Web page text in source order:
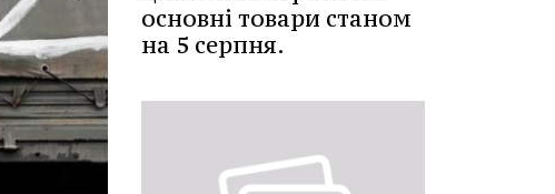
основні товари станом
на 5 серпня.